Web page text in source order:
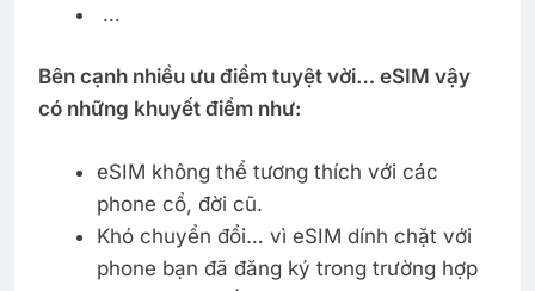
…
Bên cạnh nhiều ưu điểm tuyệt vời… eSIM vậy
có những khuyết điểm như:
eSIM không thể tương thích với các
phone cổ, đời cũ.
Khó chuyển đổi… vì eSIM dính chặt với
phone bạn đã đăng ký trong trường hợp